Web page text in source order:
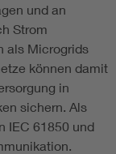
und an
Strom
als Microgrids
können damit
in
sichern. Als
IEC 61850 und